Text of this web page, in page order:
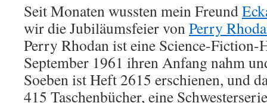
Seit Monaten wussten mein Freund
wir die Jubiläumsfeier vonPerry
Perry Rhodan ist eine Science-Fiction-
September 1961 ihren Anfang nahm
Soeben ist Heft 2615 erschienen, und
415 Taschenbücher, eine